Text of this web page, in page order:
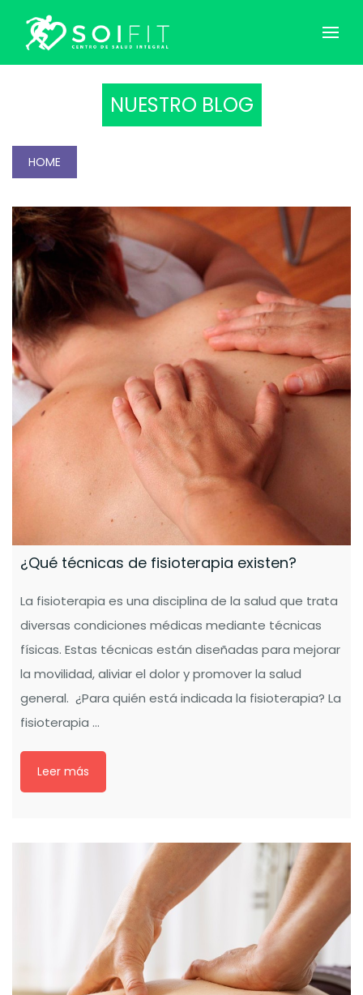
NUESTRO BLOG
HOME
¿Qué técnicas de fisioterapia existen?
La fisioterapia es una disciplina de la salud que trata
diversas condiciones médicas mediante técnicas
físicas. Estas técnicas están diseñadas para mejorar
la movilidad, aliviar el dolor y promover la salud
general. ¿Para quién está indicada la fisioterapia? La
fisioterapia ...
Leer más